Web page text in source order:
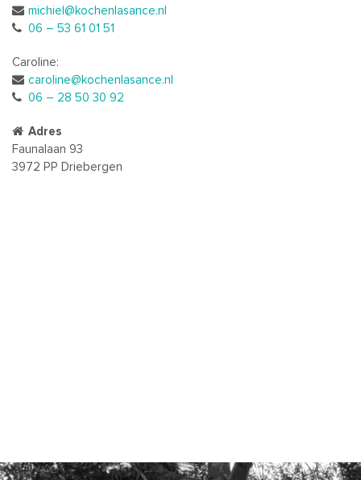
michiel@kochenlasance.nl
06 – 53 61 01 51
Caroline:
caroline@kochenlasance.nl
06 – 28 50 30 92
Adres
Faunalaan 93
3972 PP Driebergen